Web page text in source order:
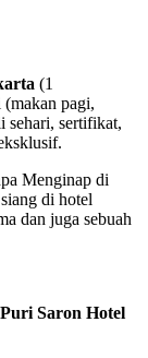
(1
(makan pagi,
sehari, sertifikat,
Menginap di
di hotel
dan juga sebuah
Saron Hotel